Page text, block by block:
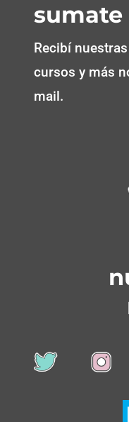
Recibí
cursos y más
mail.